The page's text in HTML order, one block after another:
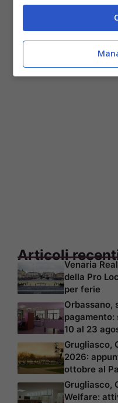
appuntamento 27
Torino, allerta
climatizzati attivi
Articoli
Venaria
della Pro
per ferie
Orbassano,
pagamento:
10 al 23
Grugliasco,
2026:
ottobre al
Grugliasco,
Welfare: